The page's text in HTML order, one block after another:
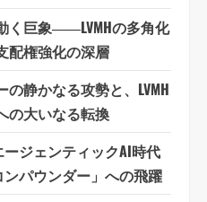
く巨象――LVMHの多角化
配権強化の深層
静かなる攻勢と、LVMH
の大いなる転換
ジェンティックAI時代
ンパウンダー」への飛躍